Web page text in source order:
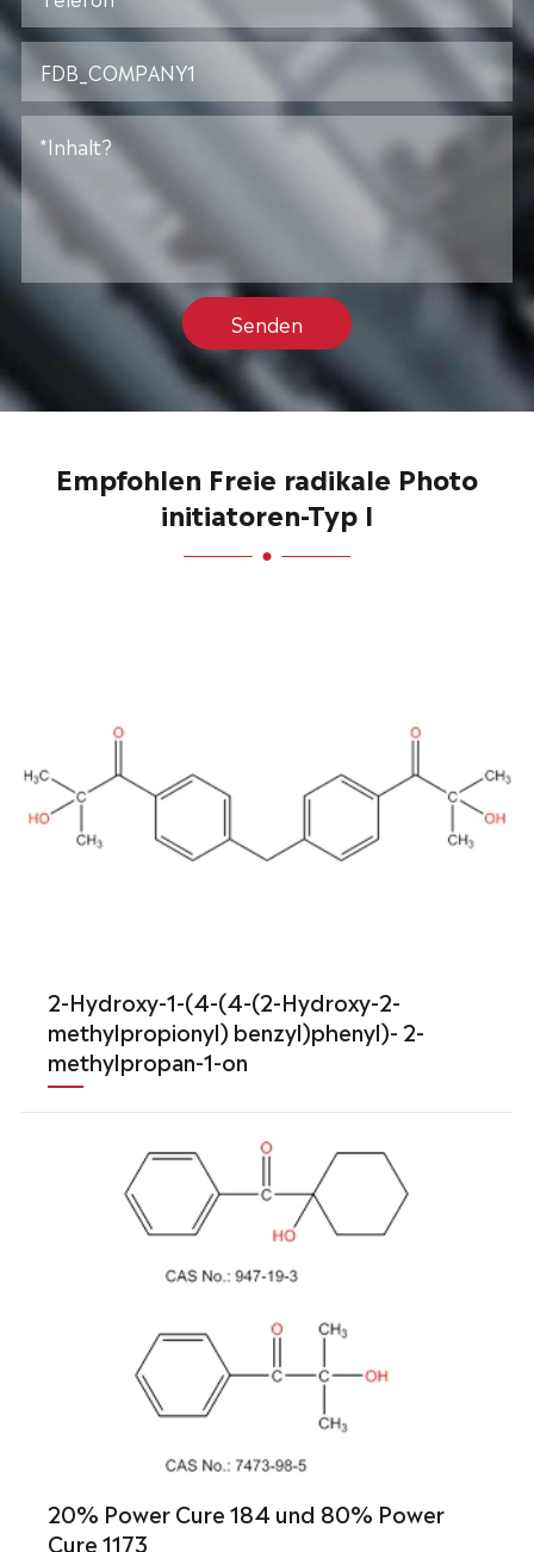
Senden
Empfohlen Freie radikale Photo
initiatoren-Typ I
2-Hydroxy-1-(4-(4-(2-Hydroxy-2-
methylpropionyl) benzyl)phenyl)- 2-
methylpropan-1-on
20% Power Cure 184 und 80% Power
Cure 1173